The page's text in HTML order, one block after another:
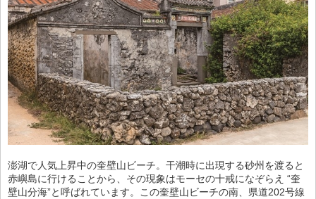
澎湖で人気上昇中の奎壁山ビーチ。干潮時に出現する砂州を渡ると
赤嶼島に行けることから、その現象はモーセの十戒になぞらえ “奎
壁山分海”と呼ばれています。この奎壁山ビーチの南、県道202号線